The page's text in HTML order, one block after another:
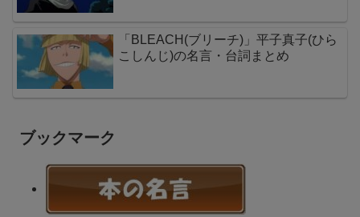
「BLEACH(ブリーチ)」平子真子(ひら
こしんじ)の名言・台詞まとめ
ブックマーク